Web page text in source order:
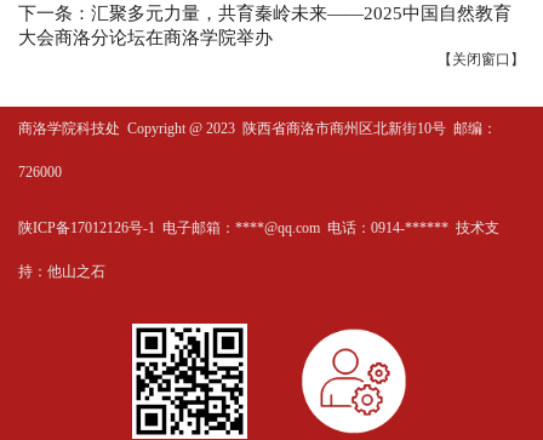
下一条：汇聚多元力量，共育秦岭未来——2025中国自然教育
大会商洛分论坛在商洛学院举办
【 关闭窗口 】
商洛学院科技处 Copyright @ 2023 陕西省商洛市商州区北新街10号 邮编：
726000
陕ICP备17012126号-1 电子邮箱：****@qq.com 电话：0914-****** 技术支
持： 他山之石